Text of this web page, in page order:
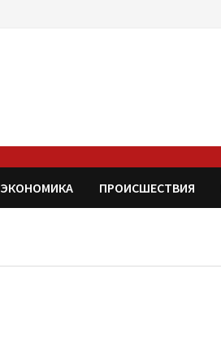
ЭКОНОМИКА ПРОИСШЕСТВИЯ